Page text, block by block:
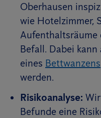
Oberhausen
wie Hotelzimmer,
Aufenthaltsräume
Befall. Dabei
eines
werden.
Risikoanalyse:
Befunde eine